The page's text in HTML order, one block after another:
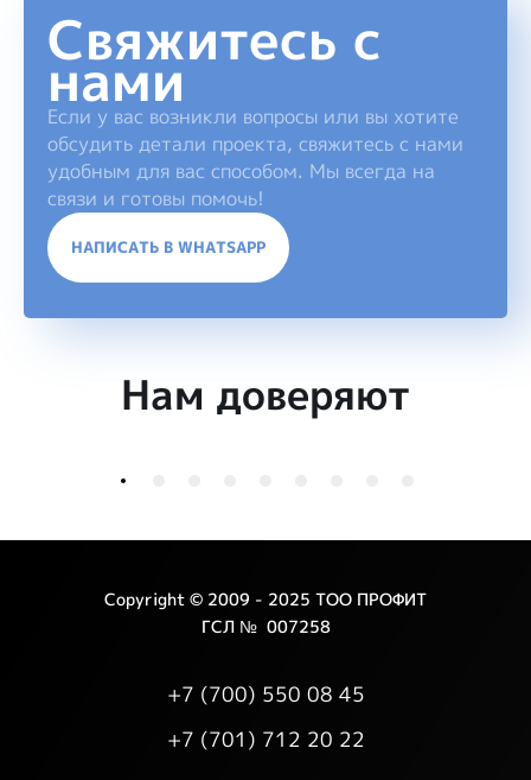
Свяжитесь с
нами
Если у вас возникли вопросы или вы хотите
обсудить детали проекта, свяжитесь с нами
удобным для вас способом. Мы всегда на
связи и готовы помочь!
НАПИСАТЬ В WHATSAPP
Нам доверяют
Copyright © 2009 - 2025 ТОО ПРОФИТ
ГСЛ № 007258
+7 (700) 550 08 45
+7 (701) 712 20 22